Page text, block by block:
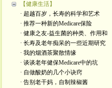
【健康生活】
· 超越百岁，长寿的科学和艺术
· 推荐一种新的Medicare保险
· 健康之友-益生菌的种类、作用和
· 长寿及老年痴呆的一些近期研究
· 我的烟酒茶聚散情缘
· 谈谈老年健保Medicare中的坑
· 自做酸奶的几个小诀窍
· 告别老干妈，自制辣椒酱